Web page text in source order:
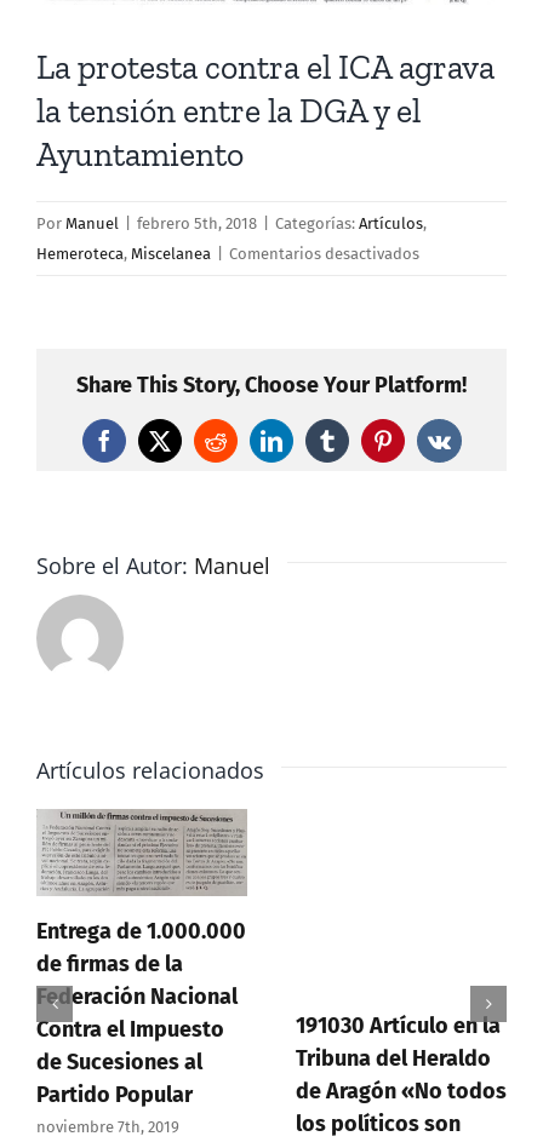
La protesta contra el ICA agrava
la tensión entre la DGA y el
Ayuntamiento
Por Manuel febrero 5th, 2018 Categorías: Artículos,
Hemeroteca, Miscelanea Comentarios desactivadosen
el
agrava
la
Share This Story, Choose Your Platform!
Facebook
X RedditLinkedInTumblrPinterest
Vk
Sobre el Autor: Manuel
Artículos relacionados
Entrega de 1.000.000
de firmas de la
Federación Nacional
Contra el Impuesto
de Sucesiones al
Partido Popular
noviembre 7th, 2019
191030 Artículo en la
Tribuna del Heraldo
de Aragón «No todos
los políticos son